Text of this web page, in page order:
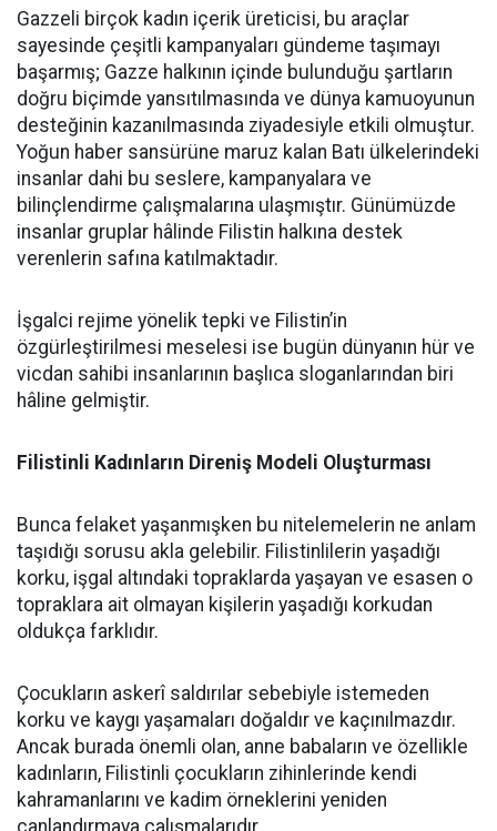
Gazzeli birçok kadın içerik üreticisi, bu araçlar
sayesinde çeşitli kampanyaları gündeme taşımayı
başarmış; Gazze halkının içinde bulunduğu şartların
doğru biçimde yansıtılmasında ve dünya kamuoyunun
desteğinin kazanılmasında ziyadesiyle etkili olmuştur.
Yoğun haber sansürüne maruz kalan Batı ülkelerindeki
insanlar dahi bu seslere, kampanyalara ve
bilinçlendirme çalışmalarına ulaşmıştır. Günümüzde
insanlar gruplar hâlinde Filistin halkına destek
verenlerin safına katılmaktadır.
İşgalci rejime yönelik tepki ve Filistin’in
özgürleştirilmesi meselesi ise bugün dünyanın hür ve
vicdan sahibi insanlarının başlıca sloganlarından biri
hâline gelmiştir.
Filistinli Kadınların Direniş Modeli Oluşturması
Bunca felaket yaşanmışken bu nitelemelerin ne anlam
taşıdığı sorusu akla gelebilir. Filistinlilerin yaşadığı
korku, işgal altındaki topraklarda yaşayan ve esasen o
topraklara ait olmayan kişilerin yaşadığı korkudan
oldukça farklıdır.
Çocukların askerî saldırılar sebebiyle istemeden
korku ve kaygı yaşamaları doğaldır ve kaçınılmazdır.
Ancak burada önemli olan, anne babaların ve özellikle
kadınların, Filistinli çocukların zihinlerinde kendi
kahramanlarını ve kadim örneklerini yeniden
canlandırmaya çalışmalarıdır.